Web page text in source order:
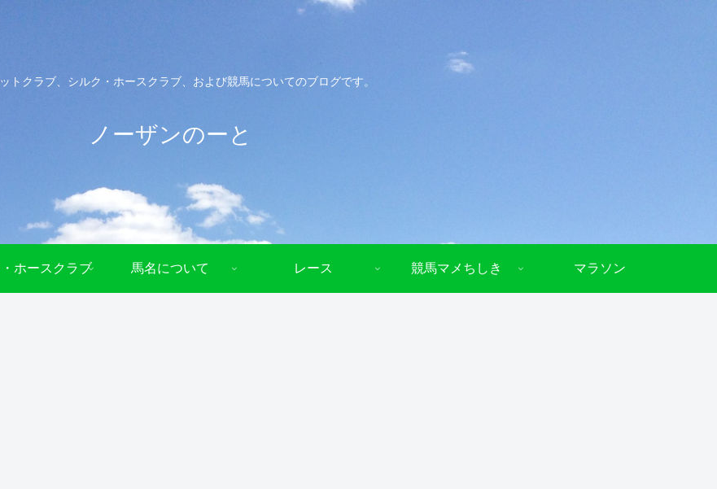
トクラブ、シルク・ホースクラブ、および競馬についてのブログです。
ノーザンのーと
ホースクラブ 馬名について レース 競馬マメちしき マラソン